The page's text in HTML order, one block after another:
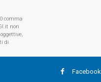
comma
non
di
Facebook